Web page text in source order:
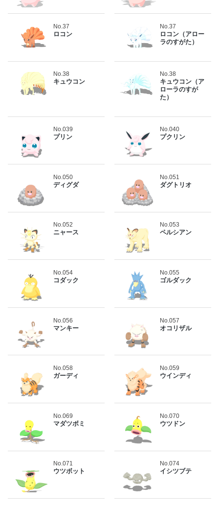
No.37
ロコン
No.37
ロコン（アロー
ラのすがた）
No.38
キュウコン
No.38
キュウコン（ア
ローラのすが
た）
No.039
プリン
No.040
プクリン
No.050
ディグダ
No.051
ダグトリオ
No.052
ニャース
No.053
ペルシアン
No.054
コダック
No.055
ゴルダック
No.056
マンキー
No.057
オコリザル
No.058
ガーディ
No.059
ウインディ
No.069
マダツボミ
No.070
ウツドン
No.071
ウツボット
No.074
イシツブテ